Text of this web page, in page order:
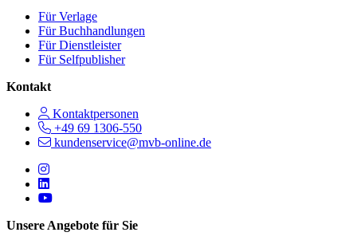
Für Verlage
Für Buchhandlungen
Für Dienstleister
Für Selfpublisher
Kontakt
Kontaktpersonen
+49 69 1306-550
kundenservice@mvb-online.de
Follow us on https://www.instagram.com/lifeatmvb/
Follow us on https://www.linkedin.com/company/mvbbooks
Follow us on https://www.youtube.com/@mvbbooks
Unsere Angebote für Sie